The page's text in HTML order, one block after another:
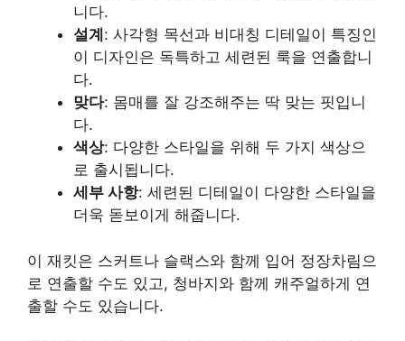
니다.
설계 : 사각형 목선과 비대칭 디테일이 특징인
이 디자인은 독특하고 세련된 룩을 연출합니
다.
맞다: 몸매를 잘 강조해주는 딱 맞는 핏입니
다.
색상: 다양한 스타일을 위해 두 가지 색상으
로 출시됩니다.
세부 사항: 세련된 디테일이 다양한 스타일을
더욱 돋보이게 해줍니다.
이 재킷은 스커트나 슬랙스와 함께 입어 정장차림으
로 연출할 수도 있고, 청바지와 함께 캐주얼하게 연
출할 수도 있습니다.